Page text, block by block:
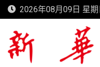
Skip
to
content
2026年08月09日 星期